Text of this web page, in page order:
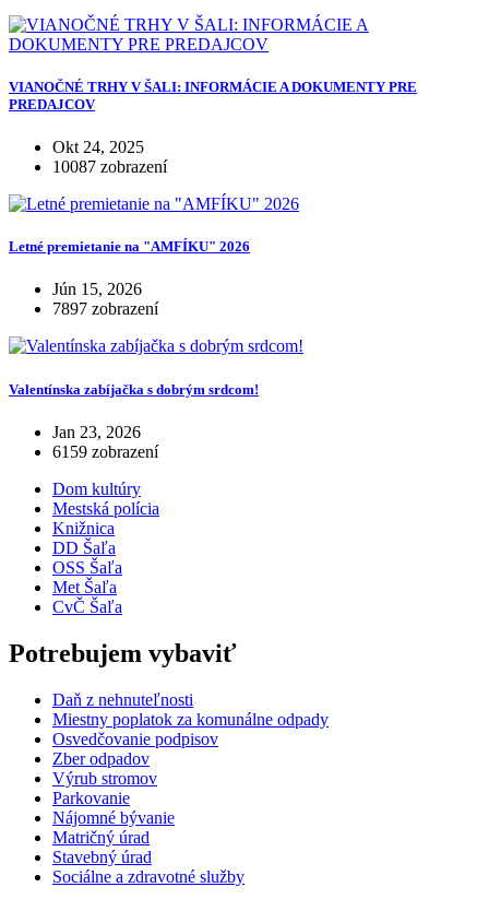
VIANOČNÉ TRHY V ŠALI: INFORMÁCIE A DOKUMENTY PRE
PREDAJCOV
Okt 24, 2025
10087 zobrazení
Letné premietanie na "AMFÍKU" 2026
Jún 15, 2026
7897 zobrazení
Valentínska zabíjačka s dobrým srdcom!
Jan 23, 2026
6159 zobrazení
Dom kultúry
Mestská polícia
Knižnica
DD Šaľa
OSS Šaľa
Met Šaľa
CvČ Šaľa
Potrebujem vybaviť
Daň z nehnuteľnosti
Miestny poplatok za komunálne odpady
Osvedčovanie podpisov
Zber odpadov
Výrub stromov
Parkovanie
Nájomné bývanie
Matričný úrad
Stavebný úrad
Sociálne a zdravotné služby